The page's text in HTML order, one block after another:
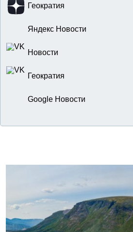
Геократия
Яндекс Новости
Новости
Геократия
Google Новости